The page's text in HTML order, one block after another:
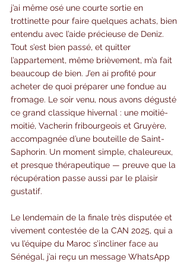
j’ai même osé une courte sortie en
trottinette pour faire quelques achats, bien
entendu avec l’aide précieuse de Deniz.
Tout s’est bien passé, et quitter
l’appartement, même brièvement, m’a fait
beaucoup de bien. J’en ai profité pour
acheter de quoi préparer une fondue au
fromage. Le soir venu, nous avons dégusté
ce grand classique hivernal : une moitié-
moitié, Vacherin fribourgeois et Gruyère,
accompagnée d’une bouteille de Saint-
Saphorin. Un moment simple, chaleureux,
et presque thérapeutique — preuve que la
récupération passe aussi par le plaisir
gustatif.
Le lendemain de la finale très disputée et
vivement contestée de la CAN 2025, qui a
vu l’équipe du Maroc s’incliner face au
Sénégal, j’ai reçu un message WhatsApp